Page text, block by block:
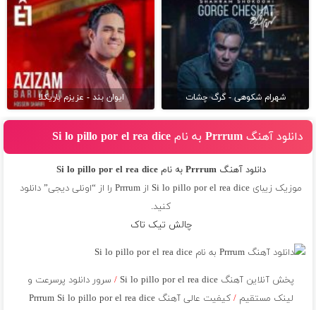
شهرام شکوهی - گرگ چشات ایوان بند - عزیزم باریکلا
دانلود آهنگ Prrrum به نام Si lo pillo por el rea dice
دانلود آهنگ Prrrum به نام Si lo pillo por el rea dice
موزیک زیبای Si lo pillo por el rea dice از
Prrrumرا از “اونلی دیجی” دانلود
کنید.
چالش تیک تاک
پخش آنلاین آهنگ Si lo pillo por el rea dice /سرور دانلود پرسرعت و
لینک مستقیم/ کیفیت عالی آهنگ Prrrum Si lo pillo por el rea dice